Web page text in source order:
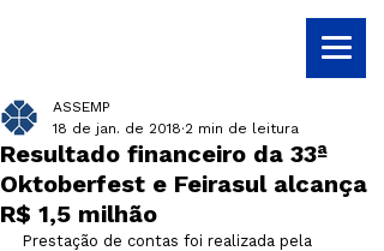
Resultado financeiro da 33ª
Oktoberfest e Feirasul alcança
R$ 1,5 milhão
ASSEMP
18 de jan. de 2018 2 min de leitura
Prestação de contas foi realizada pela